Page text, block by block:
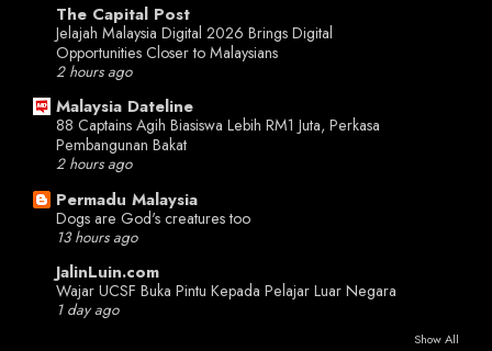
The Capital Post
Jelajah Malaysia Digital 2026 Brings Digital
Opportunities Closer to Malaysians
2 hours ago
Malaysia Dateline
88 Captains Agih Biasiswa Lebih RM1 Juta, Perkasa
Pembangunan Bakat
2 hours ago
Permadu Malaysia
Dogs are God's creatures too
13 hours ago
JalinLuin.com
Wajar UCSF Buka Pintu Kepada Pelajar Luar Negara
1 day ago
Show All